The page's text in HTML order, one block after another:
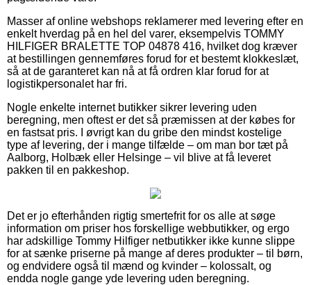
Masser af online webshops reklamerer med levering efter en
enkelt hverdag på en hel del varer, eksempelvis TOMMY
HILFIGER BRALETTE TOP 04878 416, hvilket dog kræver
at bestillingen gennemføres forud for et bestemt klokkeslæt,
så at de garanteret kan nå at få ordren klar forud for at
logistikpersonalet har fri.
Nogle enkelte internet butikker sikrer levering uden
beregning, men oftest er det så præmissen at der købes for
en fastsat pris. I øvrigt kan du gribe den mindst kostelige
type af levering, der i mange tilfælde – om man bor tæt på
Aalborg, Holbæk eller Helsinge – vil blive at få leveret
pakken til en pakkeshop.
Det er jo efterhånden rigtig smertefrit for os alle at søge
information om priser hos forskellige webbutikker, og ergo
har adskillige Tommy Hilfiger netbutikker ikke kunne slippe
for at sænke priserne på mange af deres produkter – til børn,
og endvidere også til mænd og kvinder – kolossalt, og
endda nogle gange yde levering uden beregning.